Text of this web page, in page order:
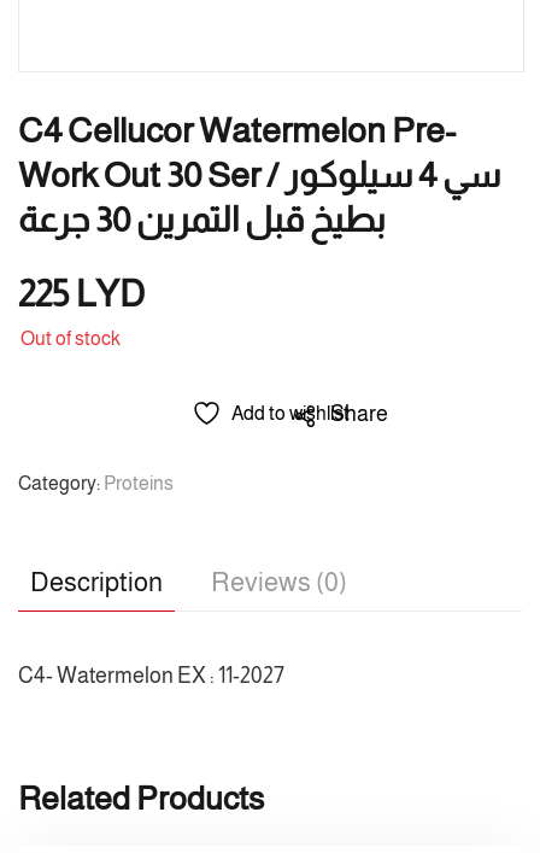
C4 Cellucor Watermelon Pre-
Work Out 30 Ser / سي 4 سيلوكور
بطيخ قبل التمرين 30 جرعة
225 LYD
Out of stock
Add to wishlistShare
Category: Proteins
Description Reviews (0)
C4- Watermelon EX : 11-2027
Related Products